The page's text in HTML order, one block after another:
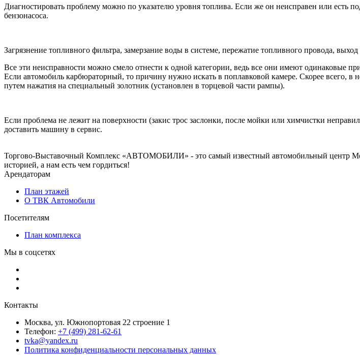
Диагностировать проблему можно по указателю уровня топлива. Если же он неисправен или есть
бензонасоса.
Загрязнение топливного фильтра, замерзание воды в системе, пережатие топливного провода, выход
Все эти неисправности можно смело отнести к одной категории, ведь все они имеют одинаковые
Если автомобиль карбюраторный, то причину нужно искать в поплавковой камере. Скорее всего, в
путем нажатия на специальный золотник (установлен в торцевой части рампы).
Если проблема не лежит на поверхности (закис трос заслонки, после мойки или химчистки
доставить машину в сервис.
Торгово-Выставочный Комплекс «АВТОМОБИЛИ» - это самый известный автомобильный центр
историей, а нам есть чем гордиться!
Арендаторам
План этажей
О ТВК Автомобили
Посетителям
План комплекса
Мы в соцсетях
Контакты
Москва, ул. Южнопортовая 22 строение 1
Телефон: +7 (499) 281-62-61
tvka@yandex.ru
Политика конфиденциальности персональных данных